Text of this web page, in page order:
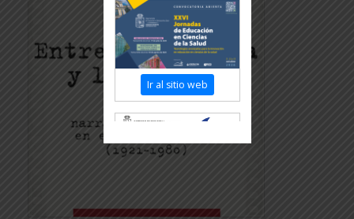
Ir al sitio web